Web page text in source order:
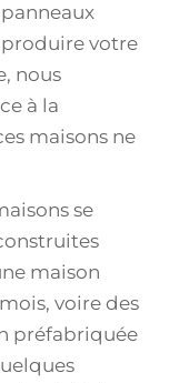
votre
nous
à la
maisons ne
se
maison
voire des
préfabriquée